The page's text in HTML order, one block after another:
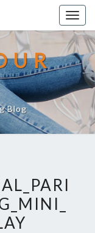
Blog